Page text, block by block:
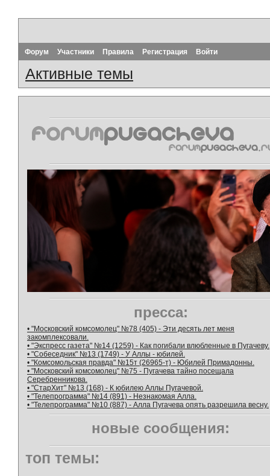
Форум Участники Правила Регистрация Войти
Активные темы
пресса:
• "Московский комсомолец" №78 (405) - Эти десять лет меня
закомплексовали.
• "Экспресс газета" №14 (1259) - Как погибали влюбленные в Пугачеву.
• "Собеседник" №13 (1749) - У Аллы - юбилей.
• "Комсомольская правда" №15т (26965-т) - Юбилей Примадонны.
• "Московский комсомолец" №75 - Пугачева тайно посещала
Серебренникова.
• "СтарХит" №13 (168) - К юбилею Аллы Пугачевой.
• "Телепрограмма" №14 (891) - Незнакомая Алла.
• "Телепрограмма" №10 (887) - Алла Пугачева опять разрешила весну.
новые сообщения:
топ темы: